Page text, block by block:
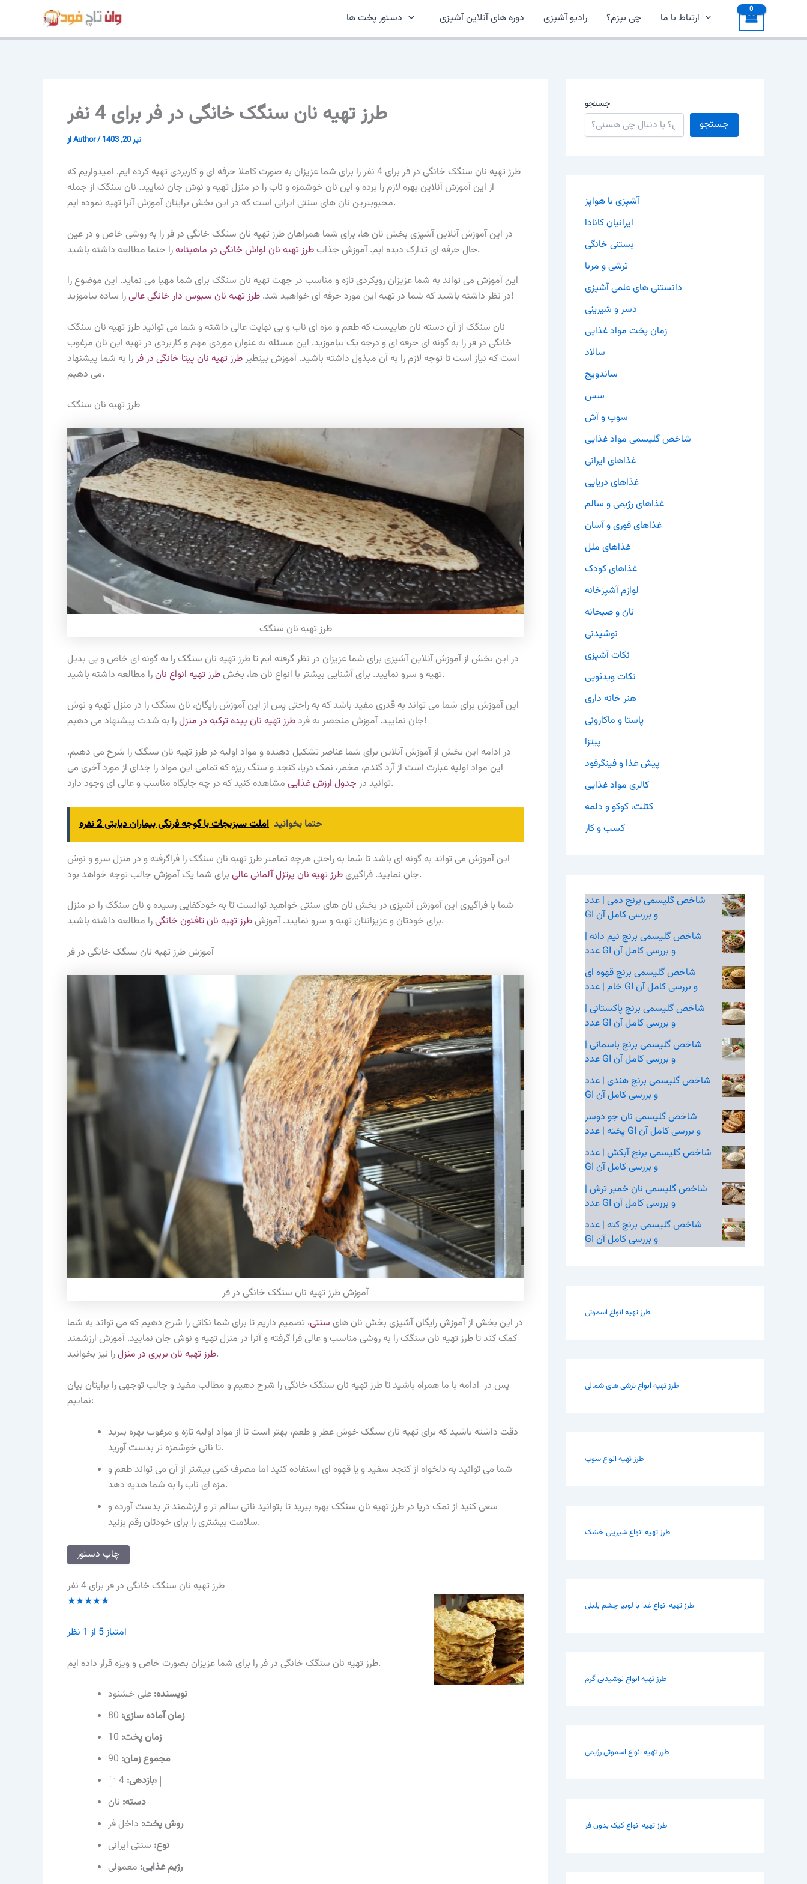
محتوا
دستور پخت ها دوره های آنلاین آشپزی رادیو آشپزی چی بپزم؟ ارتباط با ما
طرز تهیه نان سنگک خانگی در فر برای 4 نفر
ازAuthor/ تیر 20, 1403
طرز تهیه نان سنگک خانگی در فر برای 4 نفر را برای شما عزیزان به صورت کاملا حرفه ای و کاربردی تهیه کرده ایم. امیدواریم که
از این آموزش آنلاین بهره لازم را برده و این نان خوشمزه و ناب را در منزل تهیه و نوش جان نمایید. نان سنگک از جمله
محبوبترین نان های سنتی ایرانی است که در این بخش برایتان آموزش آنرا تهیه نموده ایم.
در این آموزش آنلاین آشپزی بخش نان ها، برای شما همراهان طرز تهیه نان سنگک خانگی در فر را به روشی خاص و در عین
حال حرفه ای تدارک دیده ایم. آموزش جذابطرز تهیه نان لواش خانگی در ماهیتابه را حتما مطالعه داشته باشید.
این آموزش می تواند به شما عزیزان رویکردی تازه و مناسب در جهت تهیه نان سنگک برای شما مهیا می نماید. این موضوع را
در نظر داشته باشید که شما در تهیه این مورد حرفه ای خواهید شد. طرز تهیه نان سبوس دار خانگی عالی را ساده بیاموزید!
نان سنگک از آن دسته نان هاییست که طعم و مزه ای ناب و بی نهایت عالی داشته و شما می توانید طرز تهیه نان سنگک
خانگی در فر را به گونه ای حرفه ای و درجه یک بیاموزید. این مسئله به عنوان موردی مهم و کاربردی در تهیه این نان مرغوب
است که نیاز است تا توجه لازم را به آن مبذول داشته باشید. آموزش بینظیرطرز تهیه نان پیتا خانگی در فررا به شما پیشنهاد
می دهیم.
طرز تهیه نان سنگک
طرز تهیه نان سنگک
در این بخش از آموزش آنلاین آشپزی برای شما عزیزان در نظر گرفته ایم تا طرز تهیه نان سنگک را به گونه ای خاص و بی بدیل
تهیه و سرو نمایید. برای آشنایی بیشتر با انواع نان ها، بخشطرز تهیه انواع نان را مطالعه داشته باشید.
این آموزش برای شما می تواند به قدری مفید باشد که به راحتی پس از این آموزش رایگان، نان سنگک را در منزل تهیه و نوش
جان نمایید. آموزش منحصر به فرد طرز تهیه نان پیده ترکیه در منزل را به شدت پیشنهاد می دهیم!
در ادامه این بخش از آموزش آنلاین برای شما عناصر تشکیل دهنده و مواد اولیه در طرز تهیه نان سنگک را شرح می دهیم.
این مواد اولیه عبارت است از آرد گندم، مخمر، نمک دریا، کنجد و سنگ ریزه که تمامی این مواد را جدای از مورد آخری می
توانید در جدول ارزش غذایی مشاهده کنید که در چه جایگاه مناسب و عالی ای وجود دارد.
حتما بخوانید املت سبزیجات با گوجه فرنگی بیماران دیابتی 2 نفره
این آموزش می تواند به گونه ای باشد تا شما به راحتی هرچه تمامتر طرز تهیه نان سنگک را فراگرفته و در منزل سرو و نوش
جان نمایید. فراگیریطرز تهیه نان پرتزل آلمانی عالی برای شما یک آموزش جالب توجه خواهد بود.
شما با فراگیری این آموزش آشپزی در بخش نان های سنتی خواهید توانست تا به خودکفایی رسیده و نان سنگک را در منزل
برای خودتان و عزیزانتان تهیه و سرو نمایید. آموزشطرز تهیه نان تافتون خانگی را مطالعه داشته باشید.
آموزش طرز تهیه نان سنگک خانگی در فر
آموزش طرز تهیه نان سنگک خانگی در فر
در این بخش از آموزش رایگان آشپزی بخش نان های سنتی، تصمیم داریم تا برای شما نکاتی را شرح دهیم که می تواند به شما
کمک کند تا طرز تهیه نان سنگک را به روشی مناسب و عالی فرا گرفته و آنرا در منزل تهیه و نوش جان نمایید. آموزش ارزشمند
طرز تهیه نان بربری در منزلرا نیز بخوانید.
پس در ادامه با ما همراه باشید تا طرز تهیه نان سنگک خانگی را شرح دهیم و مطالب مفید و جالب توجهی را برایتان بیان
نماییم:
دقت داشته باشید که برای تهیه نان سنگک خوش عطر و طعم، بهتر است تا از مواد اولیه تازه و مرغوب بهره ببرید
تا نانی خوشمزه تر بدست آورید.
شما می توانید به دلخواه از کنجد سفید و یا قهوه ای استفاده کنید اما مصرف کمی بیشتر از آن می تواند طعم و
مزه ای ناب را به شما هدیه دهد.
سعی کنید از نمک دریا در طرز تهیه نان سنگک بهره ببرید تا بتوانید نانی سالم تر و ارزشمند تر بدست آورده و
سلامت بیشتری را برای خودتان رقم بزنید.
چاپ دستور
طرز تهیه نان سنگک خانگی در فر برای 4 نفر
★★★★★
امتیاز5 از 1 نظر
طرز تهیه نان سنگک خانگی در فر را برای شما عزیزان بصورت خاص و ویژه قرار داده ایم.
نویسنده‌: علی خشنود
زمان آماده سازی: 80
زمان پخت: 10
مجموع زمان: 90
بازدهی: 4
1 x
دسته: نان
روش پخت: داخل فر
نوع: سنتی ایرانی
رژیم غذایی: معمولی
جستجو
جستجو
آشپزی با هواپز
ایرانیان کانادا
بستنی خانگی
ترشی و مربا
دانستنی های علمی آشپزی
دسر و شیرینی
زمان پخت مواد غذایی
سالاد
ساندویچ
سس
سوپ و آش
شاخص گلیسمی مواد غذایی
غذاهای ایرانی
غذاهای دریایی
غذاهای رژیمی و سالم
غذاهای فوری و آسان
غذاهای ملل
غذاهای کودک
لوازم آشپزخانه
نان و صبحانه
نوشیدنی
نکات آشپزی
نکات ویدئویی
هنر خانه داری
پاستا و ماکارونی
پیتزا
پیش غذا و فینگرفود
کالری مواد غذایی
کتلت، کوکو و دلمه
کسب و کار
شاخص گلیسمی برنج دمی | عدد
GI و بررسی کامل آن
شاخص گلیسمی برنج نیم‌ دانه |
عدد GI و بررسی کامل آن
شاخص گلیسمی برنج قهوه‌ ای
خام | عدد GI و بررسی کامل آن
شاخص گلیسمی برنج پاکستانی |
عدد GI و بررسی کامل آن
شاخص گلیسمی برنج باسماتی |
عدد GI و بررسی کامل آن
شاخص گلیسمی برنج هندی | عدد
GI و بررسی کامل آن
شاخص گلیسمی نان جو دوسر
پخته | عدد GI و بررسی کامل آن
شاخص گلیسمی برنج آبکش | عدد
GI و بررسی کامل آن
شاخص گلیسمی نان خمیر ترش |
عدد GI و بررسی کامل آن
شاخص گلیسمی برنج کته | عدد
GI و بررسی کامل آن
طرز تهیه انواع اسموتی
طرز تهیه انواع ترشی های شمالی
طرز تهیه انواع سوپ
طرز تهیه انواع شیرینی خشک
طرز تهیه انواع غذا با لوبیا چشم بلبلی
طرز تهیه انواع نوشیدنی گرم
طرز تهیه انواع اسموتی رژیمی
طرز تهیه انواع کیک بدون فر